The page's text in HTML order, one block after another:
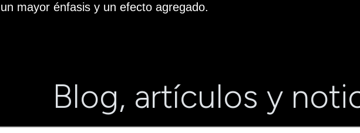
un mayor énfasis y un efecto agregado.
Blog, artículos y